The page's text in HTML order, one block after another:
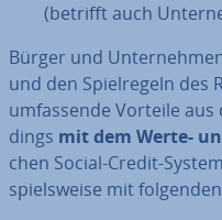
(betrifft auch
Bürger und
und den Spiel­re­geln des
um­fas­sen­de Vorteile
dings mit dem Werte-
chen Social-Credit-
spiels­wei­se mit